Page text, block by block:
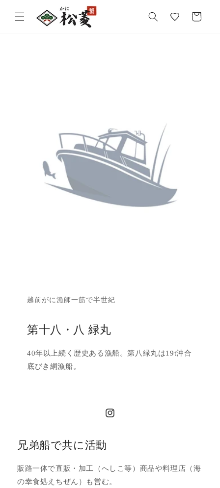
に
ー
越前がに漁師一筋で半世紀
第十八・八 緑丸
40年以上続く歴史ある漁船。第八緑丸は19t沖合
底びき網漁船。
Instagram
兄弟船で共に活動
販路一体で直販・加工（へしこ等）商品や料理店（海
の幸食処えちぜん）も営む。